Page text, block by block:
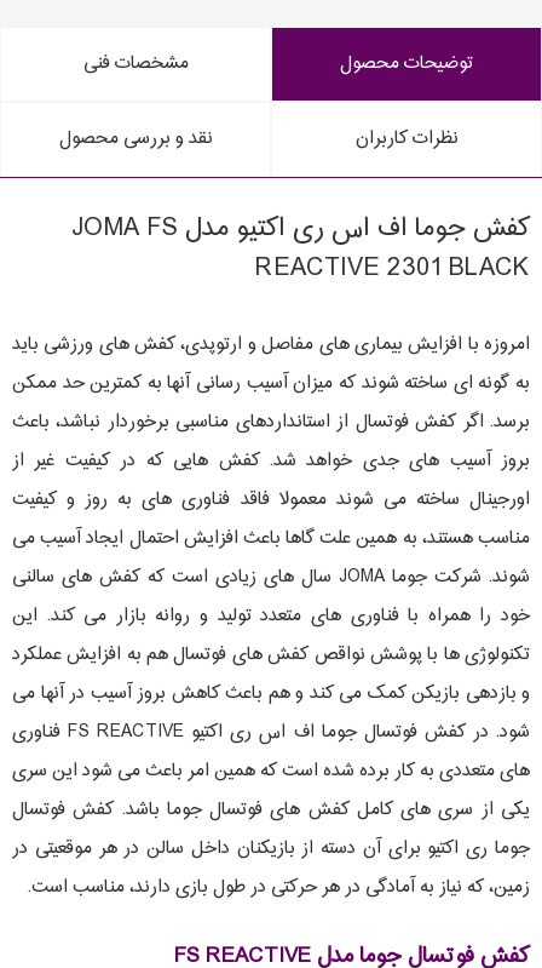
توضیحات محصول مشخصات فنی
نظرات کاربران نقد و بررسی محصول
کفش جوما اف اس ری اکتیو مدل JOMA FS
REACTIVE 2301 BLACK
امروزه با افزایش بیماری های مفاصل و ارتوپدی، کفش های ورزشی باید
به گونه ای ساخته شوند که میزان آسیب رسانی آنها به کمترین حد ممکن
برسد. اگر کفش فوتسال از استانداردهای مناسبی برخوردار نباشد، باعث
بروز آسیب های جدی خواهد شد. کفش هایی که در کیفیت غیر از
اورجینال ساخته می شوند معمولا فاقد فناوری های به روز و کیفیت
مناسب هستند، به همین علت گاها باعث افزایش احتمال ایجاد آسیب می
شوند. شرکت جوما JOMA سال های زیادی است که کفش های سالنی
خود را همراه با فناوری های متعدد تولید و روانه بازار می کند. این
تکنولوژی ها با پوشش نواقص کفش های فوتسال هم به افزایش عملکرد
و بازدهی بازیکن کمک می کند و هم باعث کاهش بروز آسیب در آنها می
شود. در کفش فوتسال جوما اف اس ری اکتیو FS REACTIVE فناوری
های متعددی به کار برده شده است که همین امر باعث می شود این سری
یکی از سری های کامل کفش های فوتسال جوما باشد. کفش فوتسال
جوما ری اکتیو برای آن دسته از بازیکنان داخل سالن در هر موقعیتی در
زمین، که نیاز به آمادگی در هر حرکتی در طول بازی دارند، مناسب است.
کفش فوتسال جوما مدل FS REACTIVE